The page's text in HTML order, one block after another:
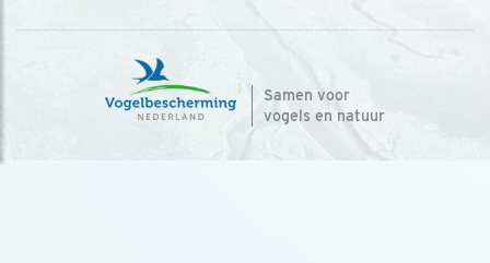
Samen voor
vogels en natuur